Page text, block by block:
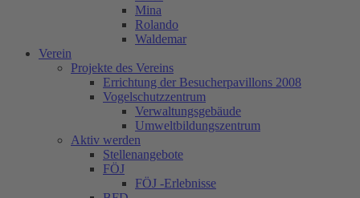
Mina
Rolando
Waldemar
Verein
Projekte des Vereins
Errichtung der Besucherpavillons 2008
Vogelschutzzentrum
Verwaltungsgebäude
Umweltbildungszentrum
Aktiv werden
Stellenangebote
FÖJ
FÖJ -Erlebnisse